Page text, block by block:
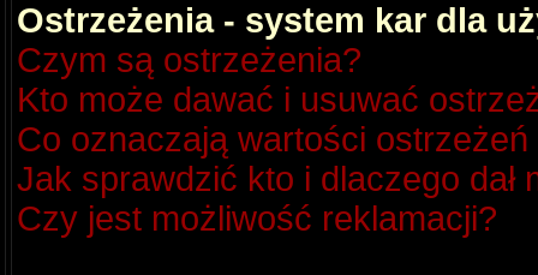
Ostrzeżenia - system kar dla
Czym są ostrzeżenia?
Kto może dawać i usuwać
Co oznaczają wartości
Jak sprawdzić kto i dlaczego dał
Czy jest możliwość reklamacji?